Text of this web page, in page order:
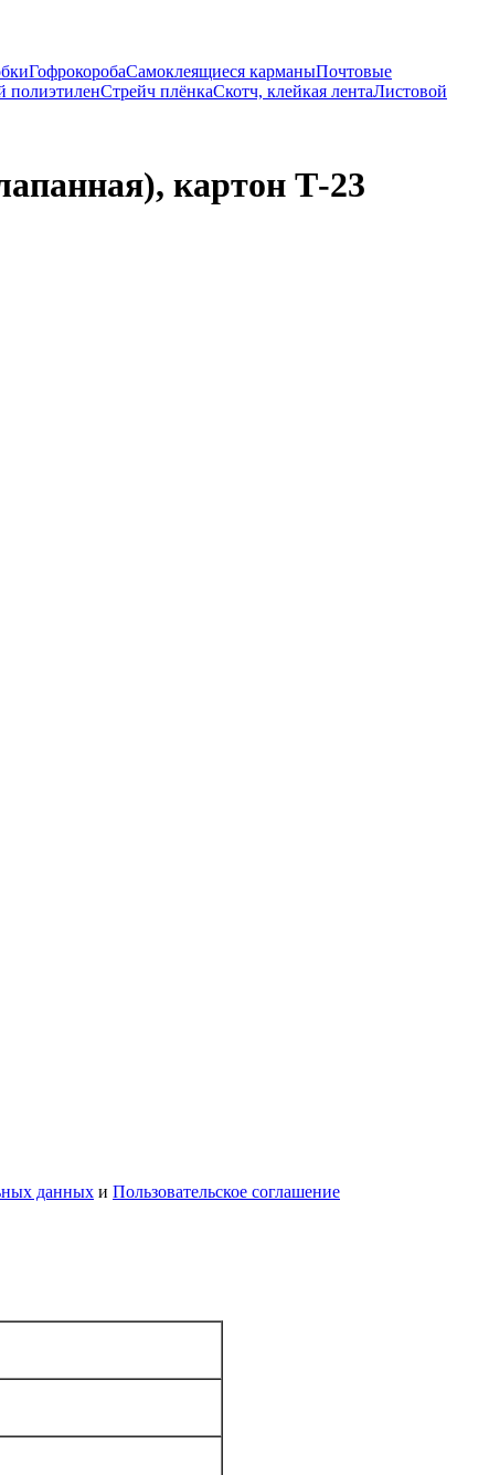
ГофрокоробаСамоклеящиеся карманыПочтовые
полиэтиленСтрейч плёнкаСкотч, клейкая лентаЛистовой
картон Т-23
данных и Пользовательское соглашение